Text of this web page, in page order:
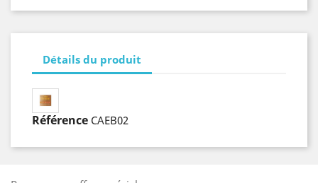
Détails du produit
Référence CAEB02